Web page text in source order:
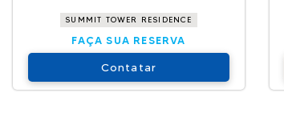
SUMMIT TOWER RESIDENCE
FAÇA SUA RESERVA
Contatar